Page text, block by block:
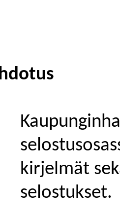
kirjelmät
selostukset.